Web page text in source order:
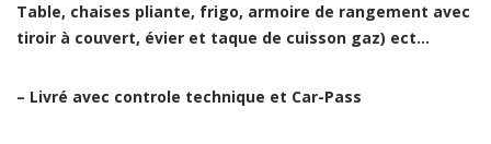
Table, chaises pliante, frigo, armoire de rangement avec
tiroir à couvert, évier et taque de cuisson gaz) ect…
– Livré avec controle technique et Car-Pass